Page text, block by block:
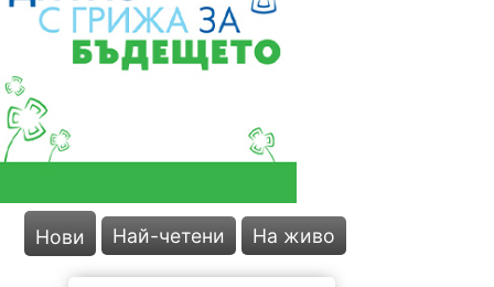
Нови Най-четени На живо